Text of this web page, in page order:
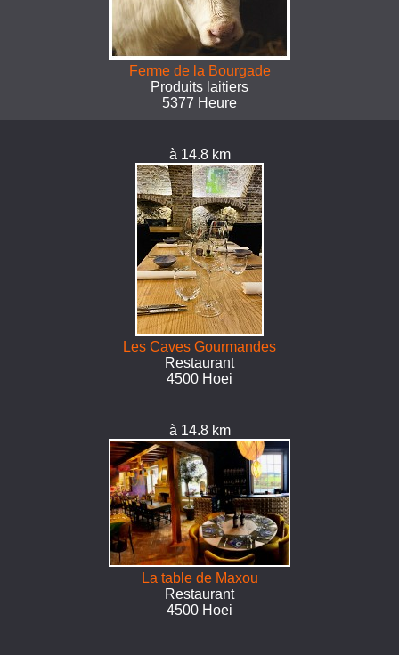
Ferme de la Bourgade
Produits laitiers
5377 Heure
à 14.8 km
Les Caves Gourmandes
Restaurant
4500 Hoei
à 14.8 km
La table de Maxou
Restaurant
4500 Hoei